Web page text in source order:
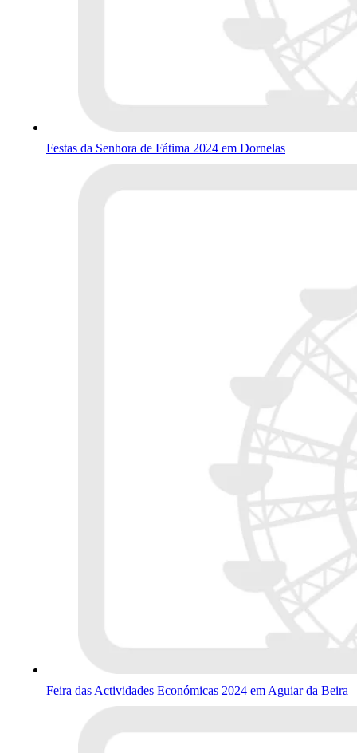
Festas da Senhora de Fátima 2024 em Dornelas
Feira das Actividades Económicas 2024 em Aguiar da Beira